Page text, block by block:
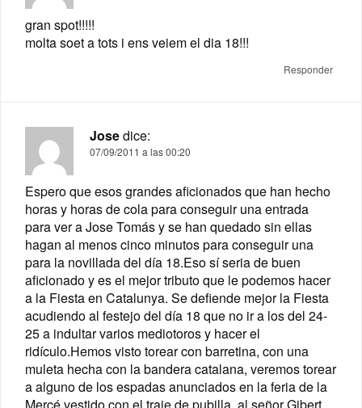
gran spot!!!!!
molta soet a tots i ens veiem el dia 18!!!
Responder
Josedice:
07/09/2011 a las 00:20
Espero que esos grandes aficionados que han hecho
horas y horas de cola para conseguir una entrada
para ver a Jose Tomás y se han quedado sin ellas
hagan al menos cinco minutos para conseguir una
para la novillada del día 18.Eso sí seria de buen
aficionado y es el mejor tributo que le podemos hacer
a la Fiesta en Catalunya. Se defiende mejor la Fiesta
acudiendo al festejo del día 18 que no ir a los del 24-
25 a indultar varios mediotoros y hacer el
ridículo.Hemos visto torear con barretina, con una
muleta hecha con la bandera catalana, veremos torear
a alguno de los espadas anunciados en la feria de la